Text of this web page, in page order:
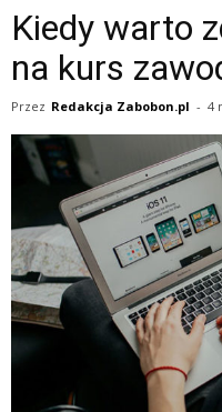
Kiedy warto
na kurs
Przez Redakcja Zabobon.pl - 4